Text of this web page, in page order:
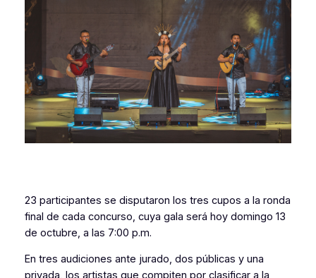
23 participantes se disputaron los tres cupos a la ronda
final de cada concurso, cuya gala será hoy domingo 13
de octubre, a las 7:00 p.m.
En tres audiciones ante jurado, dos públicas y una
privada, los artistas que compiten por clasificar a la